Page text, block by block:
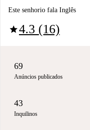
Este senhorio fala Inglês
star4.3 (16)
69
Anúncios publicados
43
Inquilinos